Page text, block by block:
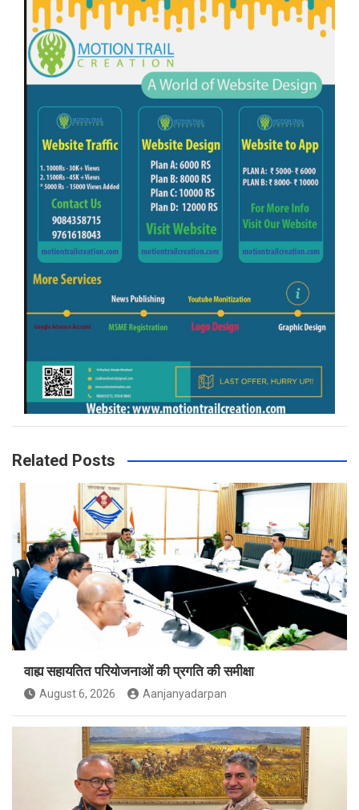
Related Posts
वाह्य सहायतित परियोजनाओं की प्रगति की समीक्षा
August 6, 2026 Aanjanyadarpan